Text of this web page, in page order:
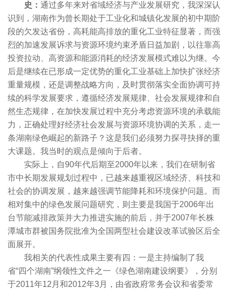
史： 通过多年来对省域经济与产业发展研究，我深深认
识到，湖南作为曾长期处于工业化和城镇化发展的初中期阶
段的欠发达省份，高耗能高排放的重化工业特征显著，而强
烈的加速发展诉求与资源环境约束矛盾日益加剧，以往靠高
投资拉动、高资源和能源消耗的经济发展模式难以为继。今
后是继续在已形成一定优势的重化工业基础上加快扩张经济
重量规模，还是调整战略方向，及时贯彻落实全面协调可持
续的科学发展要求，遵循经济发展规律、社会发展规律和自
然生态规律，在加快发展过程中充分考虑资源环境的承载能
力，正确处理好经济社会发展与资源环境协调的关系，走一
条湖南绿色崛起的新路子？这是我们必须努力探寻抉择的重
大课题。我当时的观点是倾向于后者。
实际上，自90年代后期至2000年以来，我们在研制省
市中长期发展规划过程中，已越来越重视区域经济、科技和
社会的协调发展，越来越强调节能降耗和环境保护问题。而
相对集中的绿色发展问题研究，则主要是我国于2006年出
台节能减排政策并大力推进实施的前后，并于2007年长株
潭城市群被国务院批准为全国两型社会建设改革试验区后全
面展开。
我相关的代表性成果主要有四：一是主持编制了我
省“四个湖南”纲领性文件之一《绿色湖南建设纲要》，分别
于2011年12月和2012年3月，由省政府常务会议和省委常